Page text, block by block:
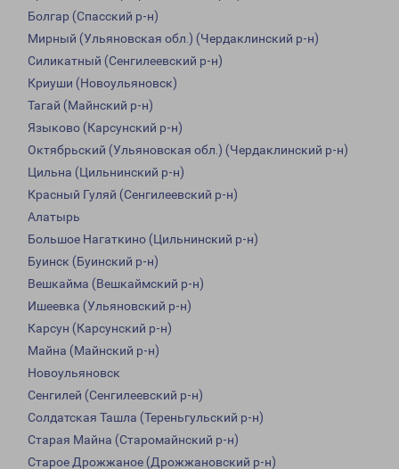
Болгар (Спасский р-н)
Мирный (Ульяновская обл.) (Чердаклинский р-н)
Силикатный (Сенгилеевский р-н)
Криуши (Новоульяновск)
Тагай (Майнский р-н)
Языково (Карсунский р-н)
Октябрьский (Ульяновская обл.) (Чердаклинский р-н)
Цильна (Цильнинский р-н)
Красный Гуляй (Сенгилеевский р-н)
Алатырь
Большое Нагаткино (Цильнинский р-н)
Буинск (Буинский р-н)
Вешкайма (Вешкаймский р-н)
Ишеевка (Ульяновский р-н)
Карсун (Карсунский р-н)
Майна (Майнский р-н)
Новоульяновск
Сенгилей (Сенгилеевский р-н)
Солдатская Ташла (Тереньгульский р-н)
Старая Майна (Старомайнский р-н)
Старое Дрожжаное (Дрожжановский р-н)